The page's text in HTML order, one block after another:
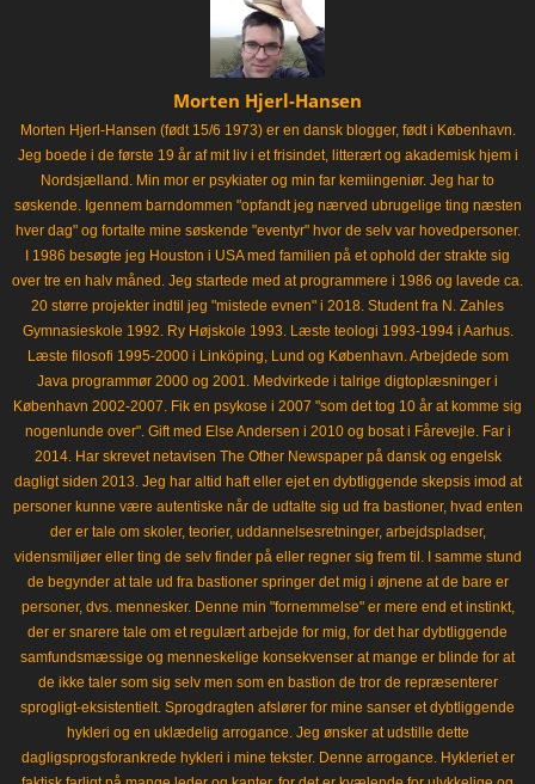
Morten Hjerl-Hansen
Morten Hjerl-Hansen (født 15/6 1973) er en dansk blogger, født i København.
Jeg boede i de første 19 år af mit liv i et frisindet, litterært og akademisk hjem i
Nordsjælland. Min mor er psykiater og min far kemiingeniør. Jeg har to
søskende. Igennem barndommen "opfandt jeg nærved ubrugelige ting næsten
hver dag" og fortalte mine søskende "eventyr" hvor de selv var hovedpersoner.
I 1986 besøgte jeg Houston i USA med familien på et ophold der strakte sig
over tre en halv måned. Jeg startede med at programmere i 1986 og lavede ca.
20 større projekter indtil jeg "mistede evnen" i 2018. Student fra N. Zahles
Gymnasieskole 1992. Ry Højskole 1993. Læste teologi 1993-1994 i Aarhus.
Læste filosofi 1995-2000 i Linköping, Lund og København. Arbejdede som
Java programmør 2000 og 2001. Medvirkede i talrige digtoplæsninger i
København 2002-2007. Fik en psykose i 2007 "som det tog 10 år at komme sig
nogenlunde over". Gift med Else Andersen i 2010 og bosat i Fårevejle. Far i
2014. Har skrevet netavisen The Other Newspaper på dansk og engelsk
dagligt siden 2013. Jeg har altid haft eller ejet en dybtliggende skepsis imod at
personer kunne være autentiske når de udtalte sig ud fra bastioner, hvad enten
der er tale om skoler, teorier, uddannelsesretninger, arbejdspladser,
vidensmiljøer eller ting de selv finder på eller regner sig frem til. I samme stund
de begynder at tale ud fra bastioner springer det mig i øjnene at de bare er
personer, dvs. mennesker. Denne min "fornemmelse" er mere end et instinkt,
der er snarere tale om et regulært arbejde for mig, for det har dybtliggende
samfundsmæssige og menneskelige konsekvenser at mange er blinde for at
de ikke taler som sig selv men som en bastion de tror de repræsenterer
sprogligt-eksistentielt. Sprogdragten afslører for mine sanser et dybtliggende
hykleri og en uklædelig arrogance. Jeg ønsker at udstille dette
dagligsprogsforankrede hykleri i mine tekster. Denne arrogance. Hykleriet er